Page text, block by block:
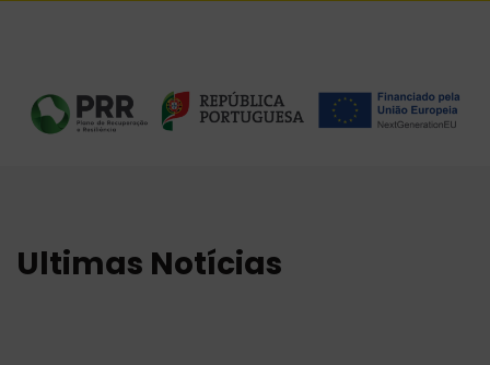
Ultimas Notícias